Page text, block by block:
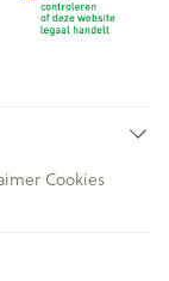
Cookies